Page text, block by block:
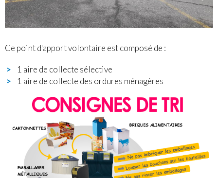
Ce point d'apport volontaire est composé de :
1 aire de collecte sélective
1 aire de collecte des ordures ménagères